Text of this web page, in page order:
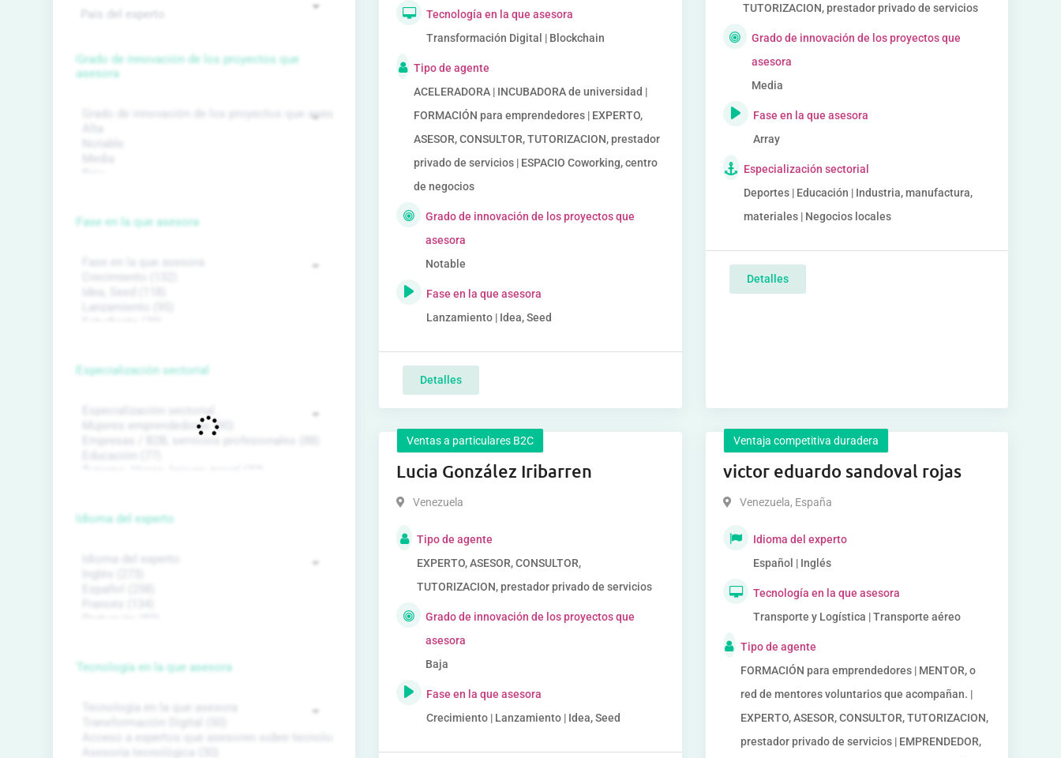
Tecnología en la que asesora
Transformación Digital | Blockchain
Tipo de agente
ACELERADORA | INCUBADORA de universidad |
FORMACIÓN para emprendedores | EXPERTO,
ASESOR, CONSULTOR, TUTORIZACION, prestador
privado de servicios | ESPACIO Coworking, centro
de negocios
Grado de innovación de los proyectos que
asesora
Notable
Fase en la que asesora
Lanzamiento | Idea, Seed
Detalles
TUTORIZACION, prestador privado de servicios
Grado de innovación de los proyectos que
asesora
Media
Fase en la que asesora
Array
Especialización sectorial
Deportes | Educación | Industria, manufactura,
materiales | Negocios locales
Detalles
Ventas a particulares B2C
Lucia González Iribarren
Venezuela
Tipo de agente
EXPERTO, ASESOR, CONSULTOR,
TUTORIZACION, prestador privado de servicios
Grado de innovación de los proyectos que
asesora
Baja
Fase en la que asesora
Crecimiento | Lanzamiento | Idea, Seed
Ventaja competitiva duradera
victor eduardo sandoval rojas
Venezuela, España
Idioma del experto
Español | Inglés
Tecnología en la que asesora
Transporte y Logística | Transporte aéreo
Tipo de agente
FORMACIÓN para emprendedores | MENTOR, o
red de mentores voluntarios que acompañan. |
EXPERTO, ASESOR, CONSULTOR, TUTORIZACION,
prestador privado de servicios | EMPRENDEDOR,
Grado de innovación de los proyectos que
asesora
Fase en la que asesora
Especialización sectorial
Idioma del experto
Tecnología en la que asesora